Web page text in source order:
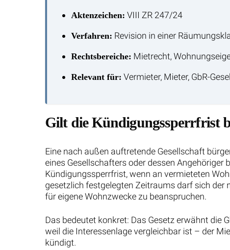
Aktenzeichen: VIII ZR 247/24
Verfahren: Revision in einer
Rechtsbereiche: Mietrecht,
Relevant für: Vermieter, Mieter, GbR-
Gilt die Kündigungssperrfrist
Eine nach außen auftretende Gesellschaft
eines Gesellschafters oder dessen
Kündigungssperrfrist, wenn an vermieteten
gesetzlich festgelegten Zeitraums darf sich der
für eigene Wohnzwecke zu beanspruchen.
Das bedeutet konkret: Das Gesetz erwähnt die
weil die Interessenlage vergleichbar ist – der
kündigt.